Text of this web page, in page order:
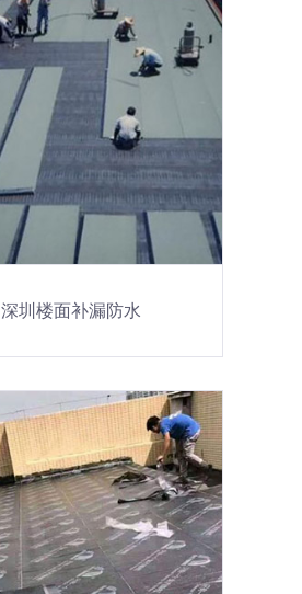
深圳楼面补漏防水